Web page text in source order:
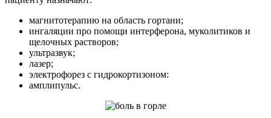
магнитотерапию на область гортани;
ингаляции про помощи интерферона, муколитиков и
щелочных растворов;
ультразвук;
лазер;
электрофорез с гидрокортизоном:
амплипульс.